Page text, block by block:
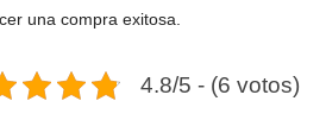
una compra exitosa.
4.8/5 - (6 votos)